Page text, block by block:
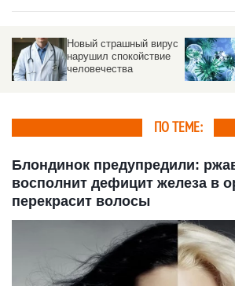
Новый страшный вирус
нарушил спокойствие
человечества
ПО ТЕМЕ:
Блондинок предупредили:
восполнит дефицит железа в
перекрасит волосы